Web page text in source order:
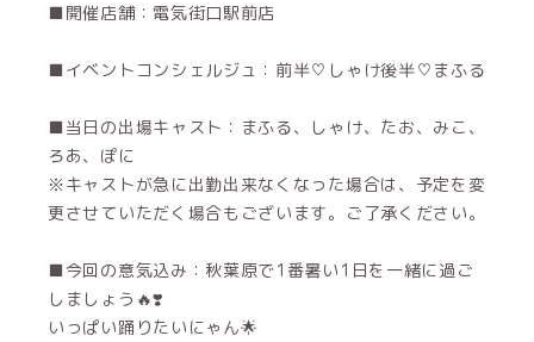
■開催店舗：電気街口駅前店
■イベントコンシェルジュ：前半♡しゃけ後半♡まふる
■当日の出場キャスト：まふる、しゃけ、たお、みこ、
ろあ、ぽに
※キャストが急に出勤出来なくなった場合は、予定を変
更させていただく場合もございます。ご了承ください。
■今回の意気込み：秋葉原で1番暑い1日を一緒に過ご
しましょう🔥❣️
いっぱい踊りたいにゃん🌟